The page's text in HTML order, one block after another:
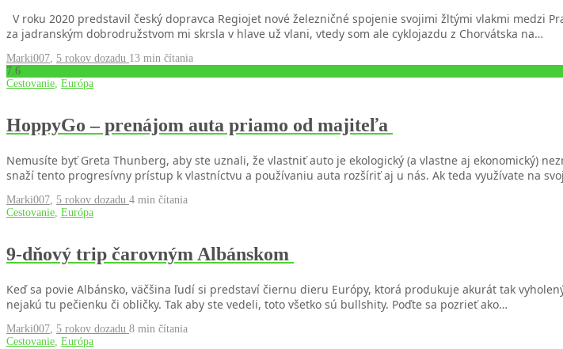
V roku 2020 predstavil český dopravca Regiojet nové železničné spojenie svojimi žltými vlakmi medzi
za jadranským dobrodružstvom mi skrsla v hlave už vlani, vtedy som ale cyklojazdu z Chorvátska na…
Marki007, 5 rokov dozadu 13 min čítania
7.6
Cestovanie, Európa
HoppyGo – prenájom auta priamo od majiteľa
Nemusíte byť Greta Thunberg, aby ste uznali, že vlastniť auto je ekologický (a vlastne aj ekonomický)
snaží tento progresívny prístup k vlastníctvu a používaniu auta rozšíriť aj u nás. Ak teda využívate na
Marki007, 5 rokov dozadu 4 min čítania
Cestovanie, Európa
9-dňový trip čarovným Albánskom
Keď sa povie Albánsko, väčšina ľudí si predstaví čiernu dieru Európy, ktorá produkuje akurát tak
nejakú tu pečienku či obličky. Tak aby ste vedeli, toto všetko sú bullshity. Poďte sa pozrieť ako…
Marki007, 5 rokov dozadu 8 min čítania
Cestovanie, Európa